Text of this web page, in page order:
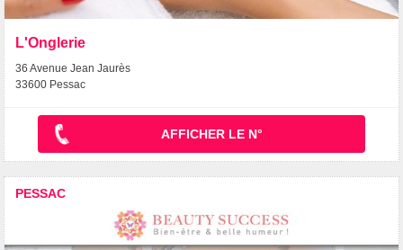
L'Onglerie
36 Avenue Jean Jaurès
33600 Pessac
AFFICHER LE N°
PESSAC